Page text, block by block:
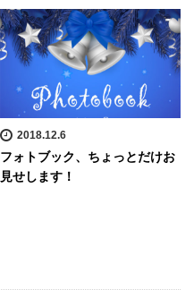
2018.12.6
フォトブック、ちょっとだけお
見せします！